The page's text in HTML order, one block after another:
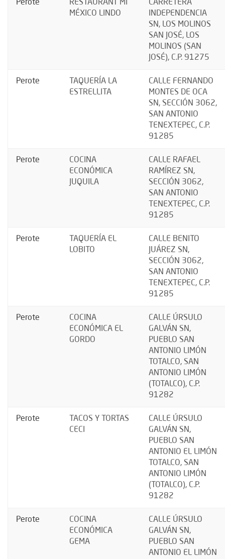
Perote
RESTAURANT MI
MÉXICO LINDO
CARRETERA
INDEPENDENCIA
SN, LOS MOLINOS
SAN JOSÉ, LOS
MOLINOS (SAN
JOSÉ), C.P. 91275
Perote
TAQUERÍA LA
ESTRELLITA
CALLE FERNANDO
MONTES DE OCA
SN, SECCIÓN 3062,
SAN ANTONIO
TENEXTEPEC, C.P.
91285
Perote
COCINA
ECONÓMICA
JUQUILA
CALLE RAFAEL
RAMÍREZ SN,
SECCIÓN 3062,
SAN ANTONIO
TENEXTEPEC, C.P.
91285
Perote
TAQUERÍA EL
LOBITO
CALLE BENITO
JUÁREZ SN,
SECCIÓN 3062,
SAN ANTONIO
TENEXTEPEC, C.P.
91285
Perote
COCINA
ECONÓMICA EL
GORDO
CALLE ÚRSULO
GALVÁN SN,
PUEBLO SAN
ANTONIO LIMÓN
TOTALCO, SAN
ANTONIO LIMÓN
(TOTALCO), C.P.
91282
Perote
TACOS Y TORTAS
CECI
CALLE ÚRSULO
GALVÁN SN,
PUEBLO SAN
ANTONIO EL LIMÓN
TOTALCO, SAN
ANTONIO LIMÓN
(TOTALCO), C.P.
91282
Perote
COCINA
ECONÓMICA
GEMA
CALLE ÚRSULO
GALVÁN SN,
PUEBLO SAN
ANTONIO EL LIMÓN